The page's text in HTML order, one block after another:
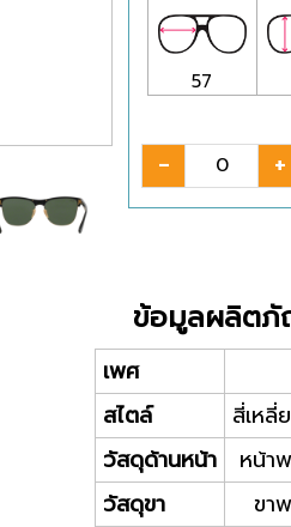
57
- +
ข้อมูลผลิต
เพศ
สไตล์
สี่เหลี่
วัสดุด้านหน้า
หน้า
วัสดุขา
ขา